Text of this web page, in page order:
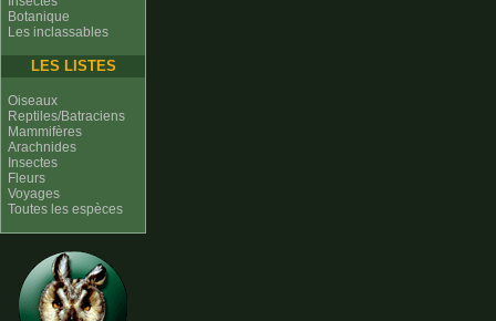
Botanique
Les inclassables
LES LISTES
Oiseaux
Reptiles/Batraciens
Mammifères
Arachnides
Insectes
Fleurs
Voyages
Toutes les espèces